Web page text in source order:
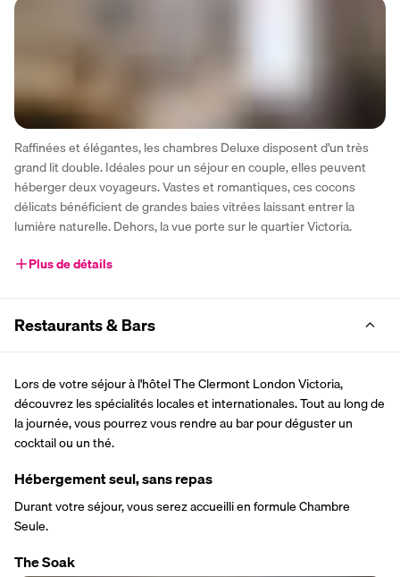
Raffinées et élégantes, les chambres Deluxe disposent d'un très
grand lit double. Idéales pour un séjour en couple, elles peuvent
héberger deux voyageurs. Vastes et romantiques, ces cocons
délicats bénéficient de grandes baies vitrées laissant entrer la
lumière naturelle. Dehors, la vue porte sur le quartier Victoria.
Plus de détails
Restaurants & Bars
Lors de votre séjour à l'hôtel The Clermont London Victoria,
découvrez les spécialités locales et internationales. Tout au long de
la journée, vous pourrez vous rendre au bar pour déguster un
cocktail ou un thé.
Hébergement seul, sans repas
Durant votre séjour, vous serez accueilli en formule Chambre
Seule.
The Soak